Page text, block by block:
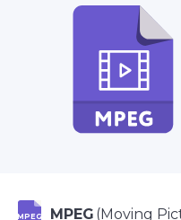
MPEG MPEG (Moving